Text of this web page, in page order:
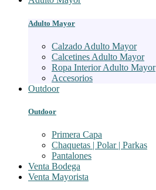
Adulto Mayor
Calzado Adulto Mayor
Calcetines Adulto Mayor
Ropa Interior Adulto Mayor
Accesorios
Outdoor
Outdoor
Primera Capa
Chaquetas | Polar | Parkas
Pantalones
Venta Bodega
Venta Mayorista